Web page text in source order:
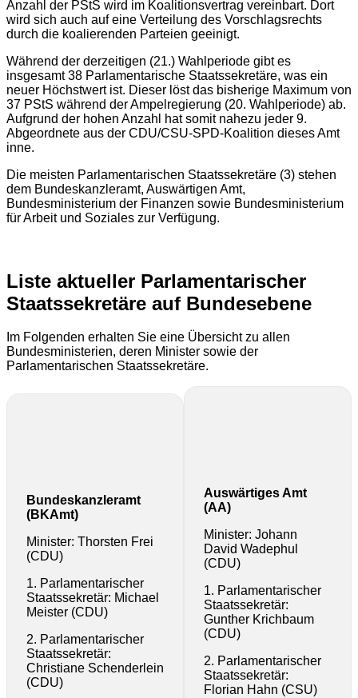
Anzahl der PStS wird im Koalitionsvertrag vereinbart. Dort
wird sich auch auf eine Verteilung des Vorschlagsrechts
durch die koalierenden Parteien geeinigt.
Während der derzeitigen (21.) Wahlperiode gibt es
insgesamt 38 Parlamentarische Staatssekretäre, was ein
neuer Höchstwert ist. Dieser löst das bisherige Maximum von
37 PStS während der Ampelregierung (20. Wahlperiode) ab.
Aufgrund der hohen Anzahl hat somit nahezu jeder 9.
Abgeordnete aus der CDU/CSU-SPD-Koalition dieses Amt
inne.
Die meisten Parlamentarischen Staatssekretäre (3) stehen
dem Bundeskanzleramt, Auswärtigen Amt,
Bundesministerium der Finanzen sowie Bundesministerium
für Arbeit und Soziales zur Verfügung.
Liste aktueller Parlamentarischer
Staatssekretäre auf Bundesebene
Im Folgenden erhalten Sie eine Übersicht zu allen
Bundesministerien, deren Minister sowie der
Parlamentarischen Staatssekretäre.
Bundeskanzleramt
(BKAmt)
Minister: Thorsten Frei
(CDU)
1. Parlamentarischer
Staatssekretär: Michael
Meister (CDU)
2. Parlamentarischer
Staatssekretär:
Christiane Schenderlein
(CDU)
Auswärtiges Amt
(AA)
Minister: Johann
David Wadephul
(CDU)
1. Parlamentarischer
Staatssekretär:
Gunther Krichbaum
(CDU)
2. Parlamentarischer
Staatssekretär:
Florian Hahn (CSU)